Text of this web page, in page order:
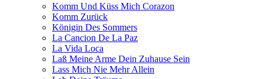
Komm Und Küss Mich Corazon
Komm Zurück
Königin Des Sommers
La Cancion De La Paz
La Vida Loca
Laß Meine Arme Dein Zuhause Sein
Lass Mich Nie Mehr Allein